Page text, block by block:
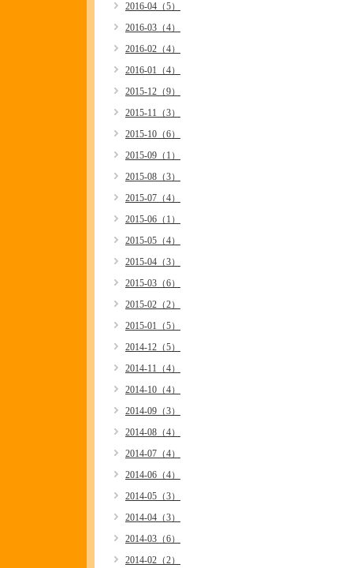
2016-04（5）
2016-03（4）
2016-02（4）
2016-01（4）
2015-12（9）
2015-11（3）
2015-10（6）
2015-09（1）
2015-08（3）
2015-07（4）
2015-06（1）
2015-05（4）
2015-04（3）
2015-03（6）
2015-02（2）
2015-01（5）
2014-12（5）
2014-11（4）
2014-10（4）
2014-09（3）
2014-08（4）
2014-07（4）
2014-06（4）
2014-05（3）
2014-04（3）
2014-03（6）
2014-02（2）